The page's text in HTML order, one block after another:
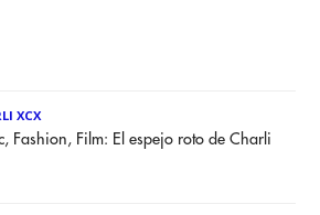
XCX
Fashion, Film: El espejo roto de Charli